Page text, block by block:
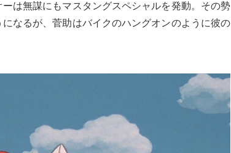
は無謀にもマスタングスペシャルを発動。その勢
なるが、菅助はバイクのハングオンのように彼の